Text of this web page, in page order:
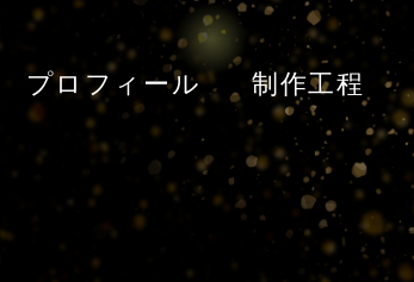
プロフィール 制作工程